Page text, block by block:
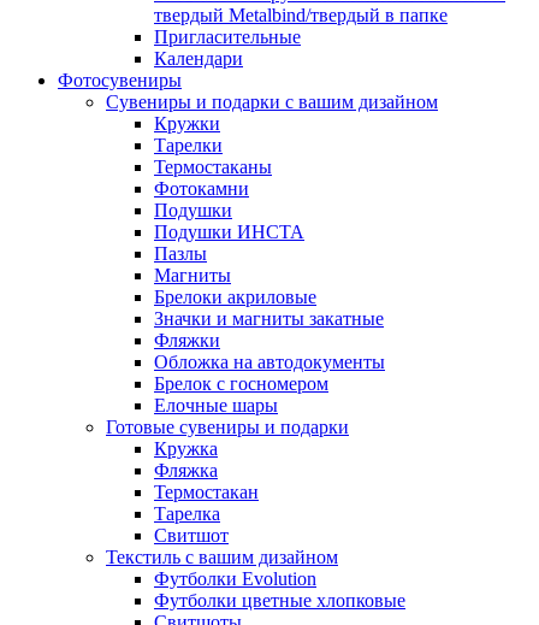
твердый Metalbind/твердый в папке
Пригласительные
Календари
Фотосувениры
Сувениры и подарки с вашим дизайном
Кружки
Тарелки
Термостаканы
Фотокамни
Подушки
Подушки ИНСТА
Пазлы
Магниты
Брелоки акриловые
Значки и магниты закатные
Фляжки
Обложка на автодокументы
Брелок с госномером
Елочные шары
Готовые сувениры и подарки
Кружка
Фляжка
Термостакан
Тарелка
Свитшот
Текстиль с вашим дизайном
Футболки Evolution
Футболки цветные хлопковые